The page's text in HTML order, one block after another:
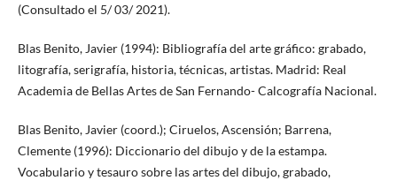
(Consultado el 5/ 03/ 2021).
Blas Benito, Javier (1994): Bibliografía del arte gráfico: grabado,
litografía, serigrafía, historia, técnicas, artistas. Madrid: Real
Academia de Bellas Artes de San Fernando- Calcografía Nacional.
Blas Benito, Javier (coord.); Ciruelos, Ascensión; Barrena,
Clemente (1996): Diccionario del dibujo y de la estampa.
Vocabulario y tesauro sobre las artes del dibujo, grabado,